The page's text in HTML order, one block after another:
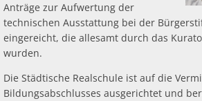
aufgewertet
Anträge zur Aufwertung der
technischen Ausstattung bei der
eingereicht, die allesamt durch das
wurden.
Die Städtische Realschule ist auf die
Bildungsabschlusses ausgerichtet und